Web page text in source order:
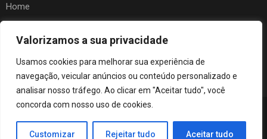
Valorizamos a sua privacidade
Usamos cookies para melhorar sua experiência de
navegação, veicular anúncios ou conteúdo personalizado e
analisar nosso tráfego. Ao clicar em "Aceitar tudo", você
concorda com nosso uso de cookies.
Customizar Rejeitar tudo Aceitar tudo
Home
© Copyright Agro Metal Mecânica. Desenvolvido porPágina
Orgânica